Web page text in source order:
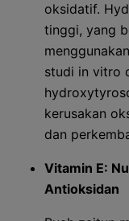
oksidatif.
tinggi, yang
studi in vitro
kerusakan
dan
Vitamin E:
Antioksidan